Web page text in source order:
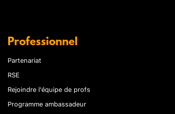
Professionnel
Partenariat
RSE
Rejoindre l'équipe de profs
Programme ambassadeur